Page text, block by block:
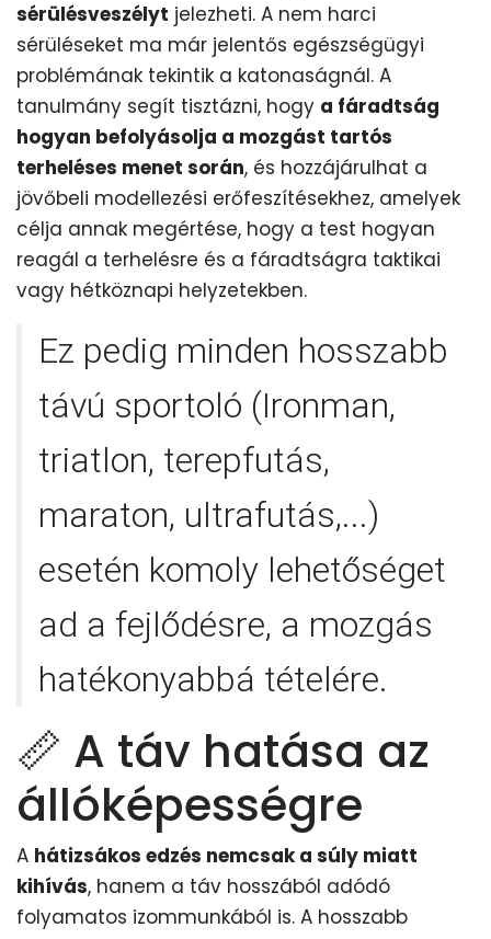
sérülésveszélyt jelezheti. A nem harci
sérüléseket ma már jelentős egészségügyi
problémának tekintik a katonaságnál. A
tanulmány segít tisztázni, hogy a fáradtság
hogyan befolyásolja a mozgást tartós
terheléses menet során, és hozzájárulhat a
jövőbeli modellezési erőfeszítésekhez, amelyek
célja annak megértése, hogy a test hogyan
reagál a terhelésre és a fáradtságra taktikai
vagy hétköznapi helyzetekben.
Ez pedig minden hosszabb
távú sportoló (Ironman,
triatlon, terepfutás,
maraton, ultrafutás,...)
esetén komoly lehetőséget
ad a fejlődésre, a mozgás
hatékonyabbá tételére.
📏 A táv hatása az
állóképességre
A hátizsákos edzés nemcsak a súly miatt
kihívás, hanem a táv hosszából adódó
folyamatos izommunkából is. A hosszabb